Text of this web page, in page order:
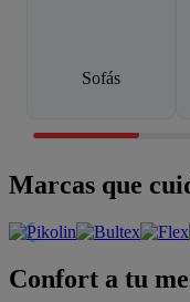
Sofás
Marcas que
Confort a tu